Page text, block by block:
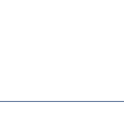
기간(2021년 7월 1일
고자 함